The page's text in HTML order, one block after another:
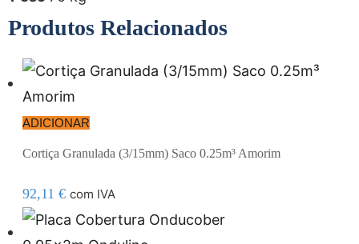
Produtos Relacionados
ADICIONAR
Cortiça Granulada (3/15mm) Saco 0.25m³ Amorim
92,11 € com IVA